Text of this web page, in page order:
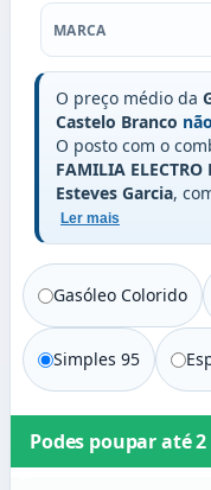
Marca
MARCA
O preço médio da
Castelo Branco
O posto com o
FAMILIA ELECTRO
Esteves Garcia,
Ler mais
Gasóleo Colorido
Simples 95
Podes poupar até